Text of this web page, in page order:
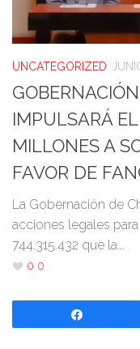
UNCATEGORIZED
IMPULSARÁ
MILLONES A
FAVOR DE
La Gobernación de
acciones legales
744.315.432 que la...
0 0